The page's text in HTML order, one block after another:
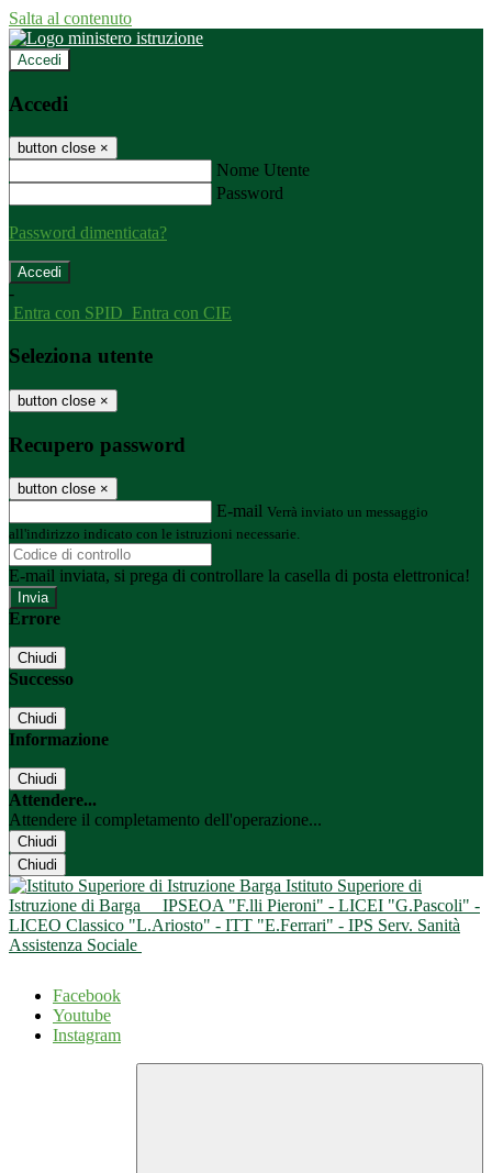
Salta al contenuto
Accedi
Accedi
button close ×
Nome Utente
Password
Password dimenticata?
-
Entra con SPID Entra con CIE
Seleziona utente
button close ×
Recupero password
button close ×
E-mail Verrà inviato un messaggio
all'indirizzo indicato con le istruzioni necessarie.
E-mail inviata, si prega di controllare la casella di posta elettronica!
Errore
Chiudi
Successo
Chiudi
Informazione
Chiudi
Attendere...
Attendere il completamento dell'operazione...
Chiudi
Chiudi
Istituto Superiore di
Istruzione di Barga
IPSEOA "F.lli Pieroni" - LICEI "G.Pascoli" -
LICEO Classico "L.Ariosto" - ITT "E.Ferrari" - IPS Serv. Sanità
Assistenza Sociale
Facebook
Youtube
Instagram